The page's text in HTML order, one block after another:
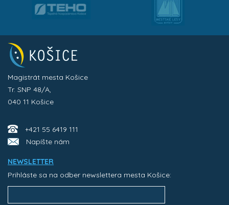
Magistrát mesta Košice
Tr. SNP 48/A,
040 11 Košice
+421 55 6419 111
Napíšte nám
NEWSLETTER
Prihláste sa na odber newslettera mesta Košice: